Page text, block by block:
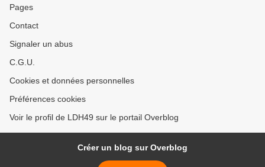
Pages
Contact
Signaler un abus
C.G.U.
Cookies et données personnelles
Préférences cookies
Voir le profil de LDH49 sur le portail Overblog
Créer un blog sur Overblog